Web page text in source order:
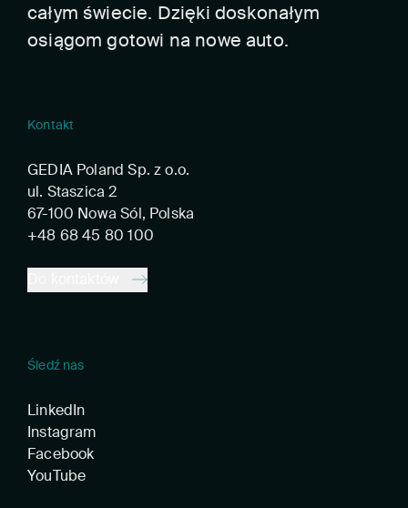
całym świecie. Dzięki doskonałym
osiągom gotowi na nowe auto.
Kontakt
GEDIA Poland Sp. z o.o.
ul. Staszica 2
67-100 Nowa Sól, Polska
+48 68 45 80 100
Śledź nas
LinkedIn
Instagram
Facebook
YouTube